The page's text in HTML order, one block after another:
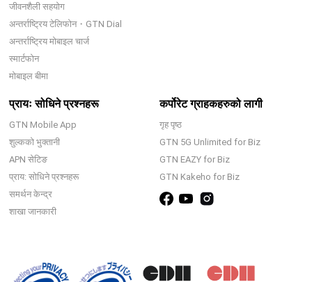
जीवनशैली सहयोग
अन्तर्राष्ट्रिय टेलिफोन・GTN Dial
अन्तर्राष्ट्रिय मोबाइल चार्ज
स्मार्टफोन
मोबाइल बीमा
प्रायः सोधिने प्रश्नहरू
GTN Mobile App
शुल्कको भुक्तानी
APN सेटिङ
प्राय: सोधिने प्रश्नहरू
समर्थन केन्द्र
शाखा जानकारी
कर्पोरेट ग्राहकहरुको लागी
गृह पृष्ठ
GTN 5G Unlimited for Biz
GTN EAZY for Biz
GTN Kakeho for Biz